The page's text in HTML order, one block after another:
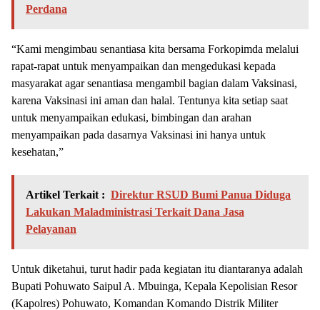
Perdana
“Kami mengimbau senantiasa kita bersama Forkopimda melalui
rapat-rapat untuk menyampaikan dan mengedukasi kepada
masyarakat agar senantiasa mengambil bagian dalam Vaksinasi,
karena Vaksinasi ini aman dan halal. Tentunya kita setiap saat
untuk menyampaikan edukasi, bimbingan dan arahan
menyampaikan pada dasarnya Vaksinasi ini hanya untuk
kesehatan,”
Artikel Terkait : Direktur RSUD Bumi Panua Diduga
Lakukan Maladministrasi Terkait Dana Jasa
Pelayanan
Untuk diketahui, turut hadir pada kegiatan itu diantaranya adalah
Bupati Pohuwato Saipul A. Mbuinga, Kepala Kepolisian Resor
(Kapolres) Pohuwato, Komandan Komando Distrik Militer